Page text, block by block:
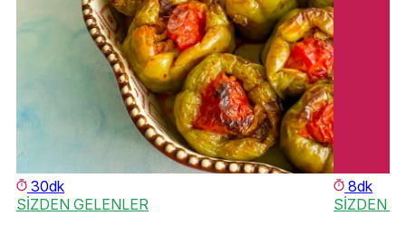
30dk
SİZDEN GELENLER
8dk
SİZDEN